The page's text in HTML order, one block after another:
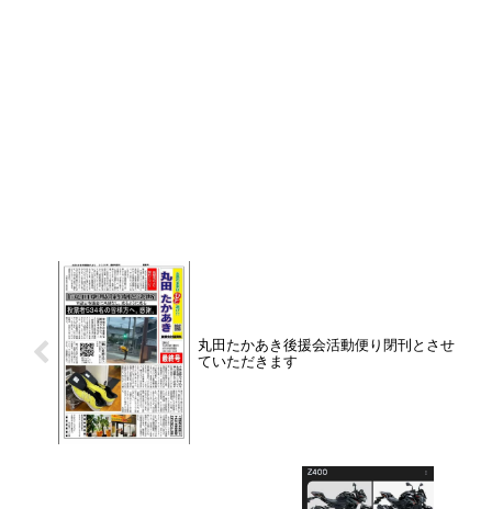
丸田たかあき後援会活動便り閉刊とさせ
ていただきます